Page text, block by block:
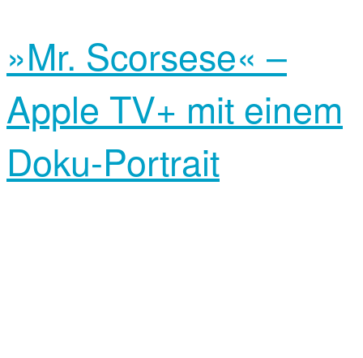
»Mr. Scorsese« –
Apple TV+ mit einem
Doku-Portrait